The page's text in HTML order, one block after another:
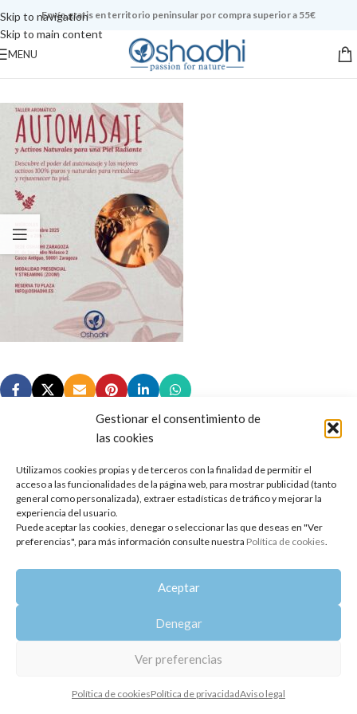
Gestionar el consentimiento de
las cookies
Utilizamos cookies propias y de terceros con la finalidad de permitir el
acceso a las funcionalidades de la página web, para mostrar publicidad (tanto
general como personalizada), extraer estadísticas de tráfico y mejorar la
experiencia del usuario.
Puede aceptar las cookies, denegar o seleccionar las que deseas en "Ver
preferencias", para más información consulte nuestra Política de cookies.
Aceptar
Denegar
Ver preferencias
Política de cookiesPolítica de privacidadAviso legal
Skip to navigation
Skip to main content
Envío gratis en territorio peninsular por compra superior a 55€
MENU
Copyright 2014-2025 Oshadhi España
Todos los derechos reservados.
Política de privacidad | Aviso legal | Política de cookies